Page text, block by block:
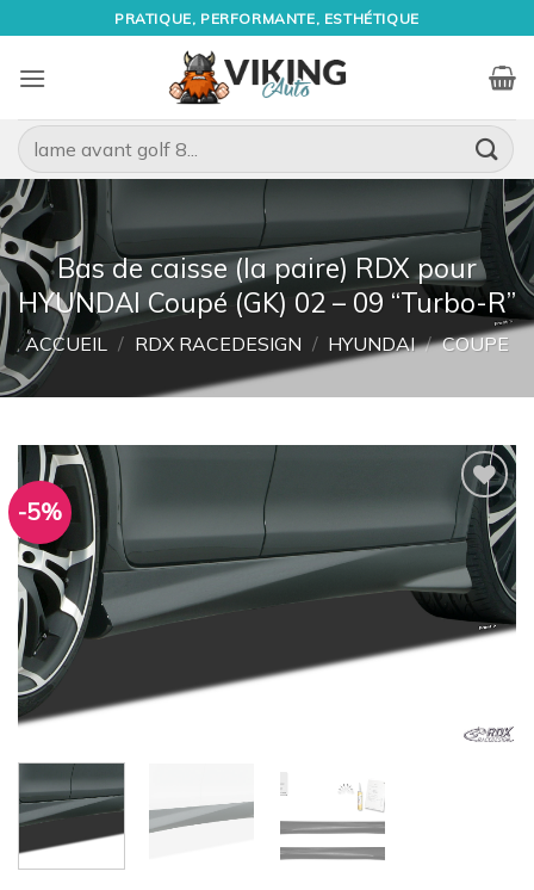
au
contenu
PRATIQUE, PERFORMANTE, ESTHÉTIQUE
Recherche
pour :
Bas de caisse (la paire) RDX pour
HYUNDAI Coupé (GK) 02 – 09 “Turbo-R”
ACCUEIL / RDX RACEDESIGN / HYUNDAI / COUPE
-5%
Ajouter
à la
wishlist